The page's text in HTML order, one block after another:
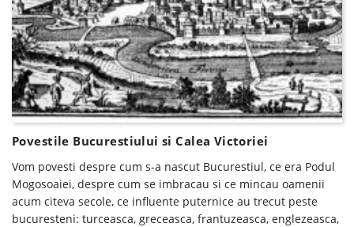
Povestile Bucurestiului si Calea Victoriei
Vom povesti despre cum s-a nascut Bucurestiul, ce era Podul
Mogosoaiei, despre cum se imbracau si ce mincau oamenii
acum citeva secole, ce influente puternice au trecut peste
bucuresteni: turceasca, greceasca, frantuzeasca, englezeasca,